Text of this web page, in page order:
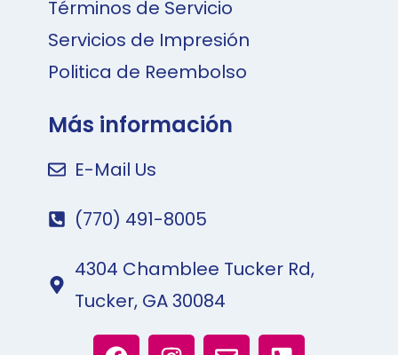
Términos de Servicio
Servicios de Impresión
Politica de Reembolso
Más información
E-Mail Us
(770) 491-8005
4304 Chamblee Tucker Rd,
Tucker, GA 30084